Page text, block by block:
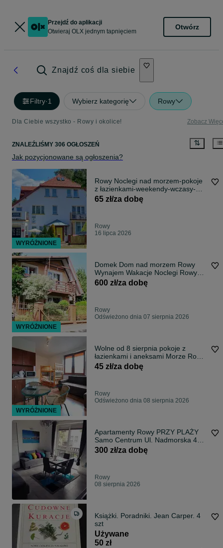
Przejdź do aplikacji
Otwieraj OLX jednym tapnięciem
Otwórz
Znajdź coś dla siebie
Filtry·1 Wybierz kategorię Rowy
Dla Ciebie wszystko - Rowy i okolice! Zobacz
ZNALEŹLIŚMY 306 OGŁOSZEŃ
Jak pozycjonowane są ogłoszenia?
Rowy Noclegi nad morzem-pokoje
z łazienkami-weekendy-wczasy-
Dom Wczasowy Wiązowa 17
65 zł/za dobę
Rowy
16 lipca 2026
Domek Dom nad morzem Rowy
Wynajem Wakacje Noclegi Rowy
Całoroczny
600 zł/za dobę
Rowy
Odświeżono dnia 07 sierpnia 2026
Wolne od 8 sierpnia pokoje z
łazienkami i aneksami Morze Rowy
k.Ustki tanie noclegi, kwatery,
45 zł/za dobę
Rowy
Odświeżono dnia 08 sierpnia 2026
Apartamenty Rowy PRZY PLAŻY
Samo Centrum Ul. Nadmorska 42
-22.08-30.08.2026
300 zł/za dobę
Rowy
08 sierpnia 2026
Książki. Poradniki. Jean Carper. 4
szt
Używane
50 zł
WYRÓŻNIONE
WYRÓŻNIONE
WYRÓŻNIONE